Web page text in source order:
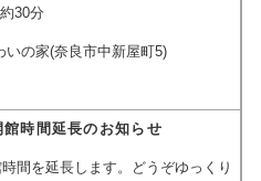
30分
いの家(奈良市中新屋町5)
館時間延長のお知らせ
間を延長します。どうぞゆっくり